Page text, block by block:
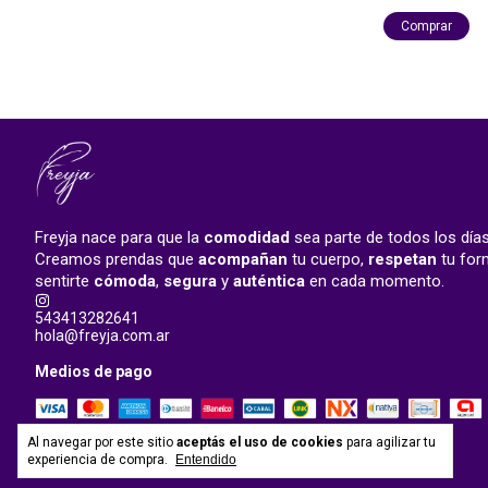
Al navegar por este sitio aceptás el uso de cookies para agilizar tu
experiencia de compra.
Entendido
Comprar
Freyja nace para que la comodidad sea parte de todos los
Creamos prendas que acompañan tu cuerpo, respetan tu
sentirte cómoda, segura y auténtica en cada momento.
543413282641
hola@freyja.com.ar
Medios de pago